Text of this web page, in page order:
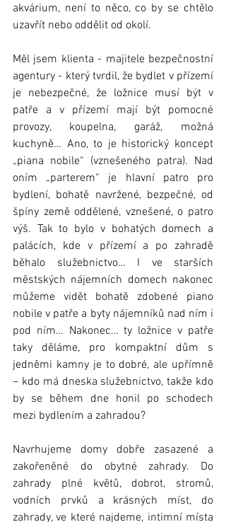
akvárium, není to něco, co by se chtělo
uzavřít nebo oddělit od okolí.
Měl jsem klienta - majitele bezpečnostní
agentury - který tvrdil, že bydlet v přízemí
je nebezpečné, že ložnice musí být v
patře a v přízemí mají být pomocné
provozy, koupelna, garáž, možná
kuchyně… Ano, to je historický koncept
„piana nobile“ (vznešeného patra). Nad
oním „parterem“ je hlavní patro pro
bydlení, bohatě navržené, bezpečné, od
špíny země oddělené, vznešené, o patro
výš. Tak to bylo v bohatých domech a
palácích, kde v přízemí a po zahradě
běhalo služebnictvo… I ve starších
městských nájemních domech nakonec
můžeme vidět bohatě zdobené piano
nobile v patře a byty nájemníků nad ním i
pod ním… Nakonec… ty ložnice v patře
taky děláme, pro kompaktní dům s
jedněmi kamny je to dobré, ale upřímně
– kdo má dneska služebnictvo, takže kdo
by se během dne honil po schodech
mezi bydlením a zahradou?
Navrhujeme domy dobře zasazené a
zakořeněné do obytné zahrady. Do
zahrady plné květů, dobrot, stromů,
vodních prvků a krásných míst, do
zahrady, ve které najdeme, intimní místa